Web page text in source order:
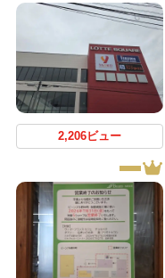
2,206ビュー